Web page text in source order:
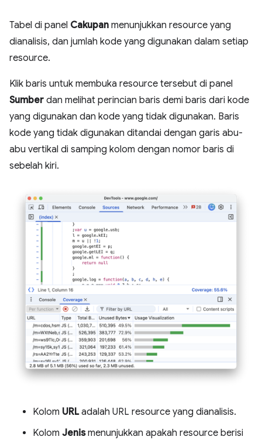
Tabel di panel Cakupan menunjukkan resource yang
dianalisis, dan jumlah kode yang digunakan dalam setiap
resource.
Klik baris untuk membuka resource tersebut di panel
Sumber dan melihat perincian baris demi baris dari kode
yang digunakan dan kode yang tidak digunakan. Baris
kode yang tidak digunakan ditandai dengan garis abu-
abu vertikal di samping kolom dengan nomor baris di
sebelah kiri.
Kolom URLadalah URL resource yang dianalisis.
Kolom Jenismenunjukkan apakah resource berisi